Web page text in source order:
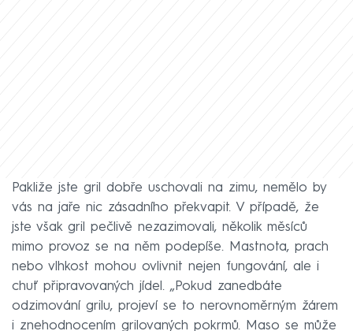
Pakliže jste gril dobře uschovali na zimu, nemělo by
vás na jaře nic zásadního překvapit. V případě, že
jste však gril pečlivě nezazimovali, několik měsíců
mimo provoz se na něm podepíše. Mastnota, prach
nebo vlhkost mohou ovlivnit nejen fungování, ale i
chuť připravovaných jídel. „Pokud zanedbáte
odzimování grilu, projeví se to nerovnoměrným žárem
i znehodnocením grilovaných pokrmů. Maso se může